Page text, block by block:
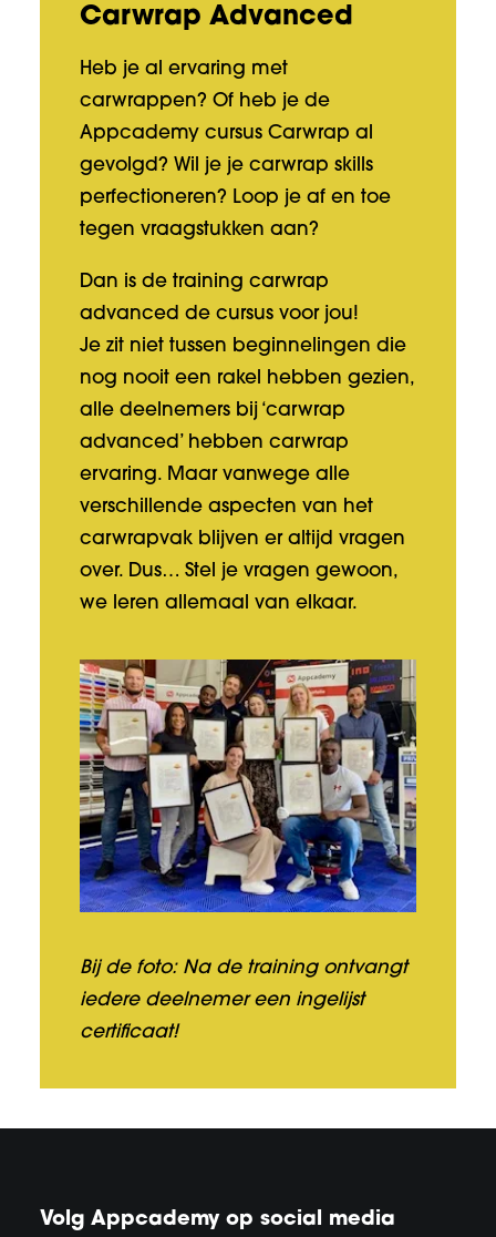
Carwrap Advanced
Heb je al ervaring met
carwrappen? Of heb je de
Appcademy cursus Carwrap al
gevolgd? Wil je je carwrap skills
perfectioneren? Loop je af en toe
tegen vraagstukken aan?
Dan is de training carwrap
advanced de cursus voor jou!
Je zit niet tussen beginnelingen die
nog nooit een rakel hebben gezien,
alle deelnemers bij ‘carwrap
advanced’ hebben carwrap
ervaring. Maar vanwege alle
verschillende aspecten van het
carwrapvak blijven er altijd vragen
over. Dus… Stel je vragen gewoon,
we leren allemaal van elkaar.
Bij de foto: Na de training ontvangt
iedere deelnemer een ingelijst
certificaat!
Volg Appcademy op social media